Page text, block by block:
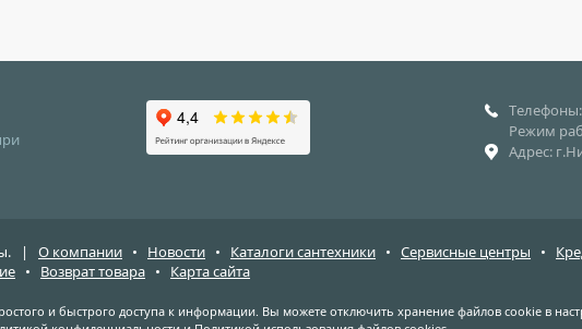
Телефоны:
Режим
Адрес:
| О компании • Новости • Каталоги сантехники • Сервисные центры •
• Возврат товара • Карта сайта
и быстрого доступа к информации. Вы можете отключить хранение файлов cookie в